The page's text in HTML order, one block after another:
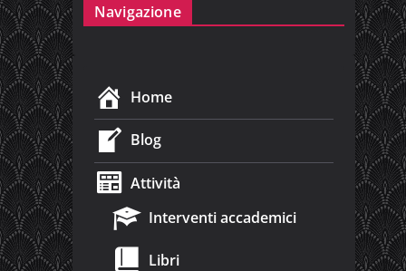
Navigazione
Home
Blog
Attività
Interventi accademici
Libri